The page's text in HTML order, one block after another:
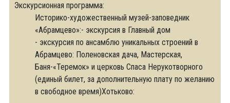
Экскурсионная программа:
Историко-художественный музей-заповедник
«Абрамцево»:- экскурсия в Главный дом
- экскурсия по ансамблю уникальных строений в
Абрамцево: Поленовская дача, Мастерская,
Баня-«Теремок» и церковь Спаса Нерукотворного
(единый билет, за дополнительную плату по желанию
в свободное время)Хотьково: